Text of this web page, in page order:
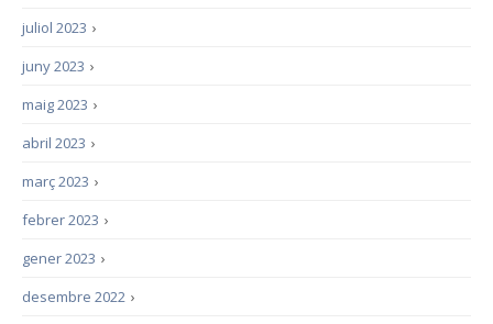
›
juliol 2023
›
juny 2023
›
maig 2023
›
abril 2023
›
març 2023
›
febrer 2023
›
gener 2023
›
desembre 2022